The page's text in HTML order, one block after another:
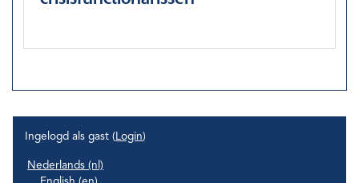
Ingelogd als gast ( Login)
Nederlands ‎(nl)‎